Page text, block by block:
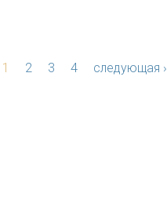
1 2 3 4 следующая ›